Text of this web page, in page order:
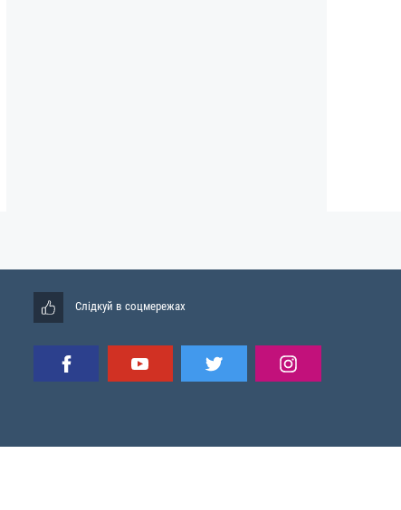
Слідкуй в соцмережах